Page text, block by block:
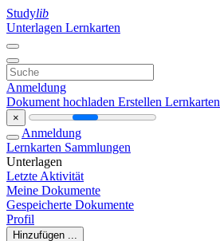
Studylib
Unterlagen Lernkarten
Anmeldung
Dokument hochladen Erstellen Lernkarten
×
Anmeldung
Lernkarten Sammlungen
Unterlagen
Letzte Aktivität
Meine Dokumente
Gespeicherte Dokumente
Profil
Hinzufügen ...